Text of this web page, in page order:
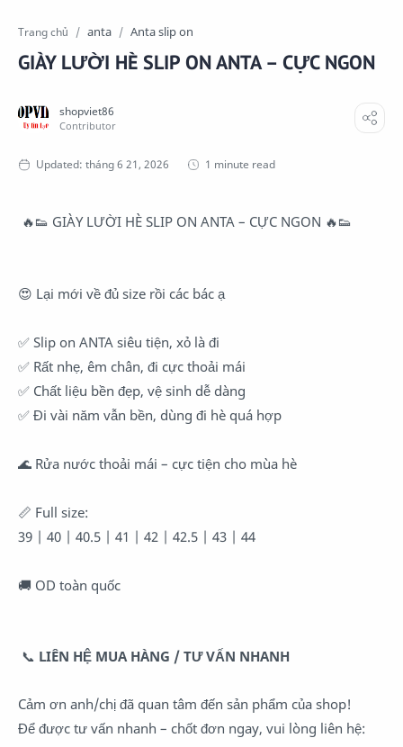
Trang chủ anta Anta slip on
GIÀY LƯỜI HÈ SLIP ON ANTA – CỰC NGON
1 minute read
🔥👟 GIÀY LƯỜI HÈ SLIP ON ANTA – CỰC NGON 🔥👟
😍 Lại mới về đủ size rồi các bác ạ
✅ Slip on ANTA siêu tiện, xỏ là đi
✅ Rất nhẹ, êm chân, đi cực thoải mái
✅ Chất liệu bền đẹp, vệ sinh dễ dàng
✅ Đi vài năm vẫn bền, dùng đi hè quá hợp
🌊 Rửa nước thoải mái – cực tiện cho mùa hè
📏 Full size:
39 | 40 | 40.5 | 41 | 42 | 42.5 | 43 | 44
🚚 OD toàn quốc
📞 LIÊN HỆ MUA HÀNG / TƯ VẤN NHANH
Cảm ơn anh/chị đã quan tâm đến sản phẩm của shop!
Để được tư vấn nhanh – chốt đơn ngay, vui lòng liên hệ: